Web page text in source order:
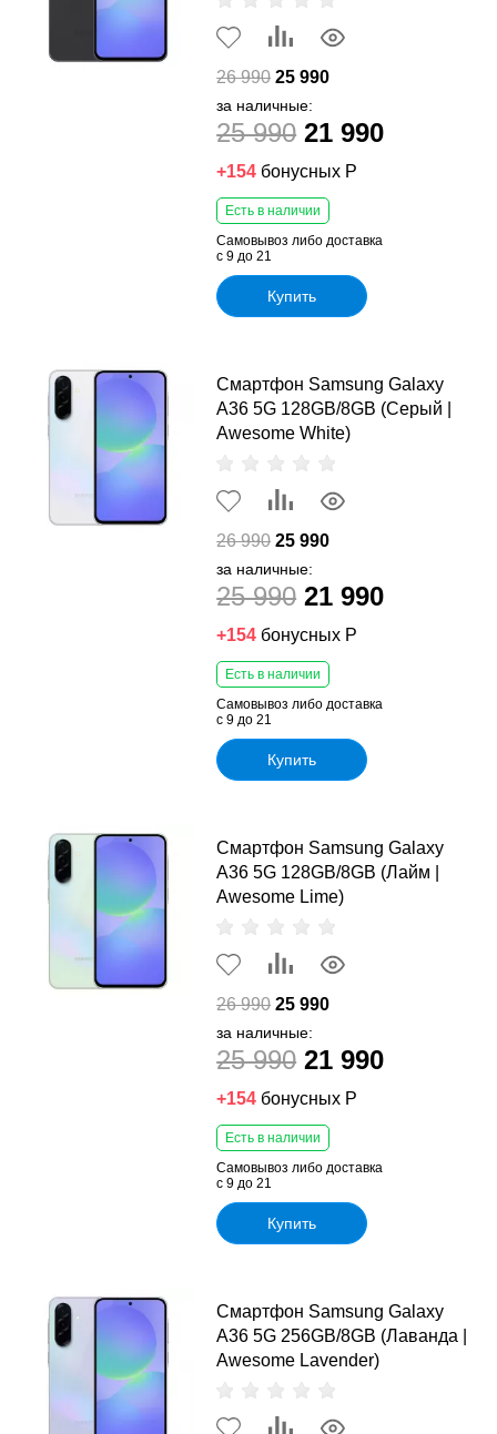
26 990 25 990
за наличные:
25 990 21 990
+154 бонусных Р
Есть в наличии
Самовывоз либо доставка
с 9 до 21
Купить
Смартфон Samsung Galaxy
A36 5G 128GB/8GB (Серый |
Awesome White)
26 990 25 990
за наличные:
25 990 21 990
+154 бонусных Р
Есть в наличии
Самовывоз либо доставка
с 9 до 21
Купить
Смартфон Samsung Galaxy
A36 5G 128GB/8GB (Лайм |
Awesome Lime)
26 990 25 990
за наличные:
25 990 21 990
+154 бонусных Р
Есть в наличии
Самовывоз либо доставка
с 9 до 21
Купить
Смартфон Samsung Galaxy
A36 5G 256GB/8GB (Лаванда |
Awesome Lavender)